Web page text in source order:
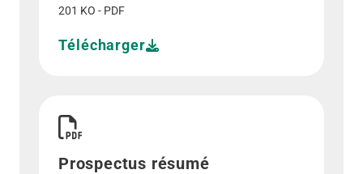
201 KO - PDF
Télécharger
Prospectus résumé